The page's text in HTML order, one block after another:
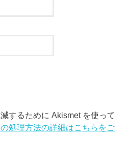
するために Akismet を使って
処理方法の詳細はこちらをご